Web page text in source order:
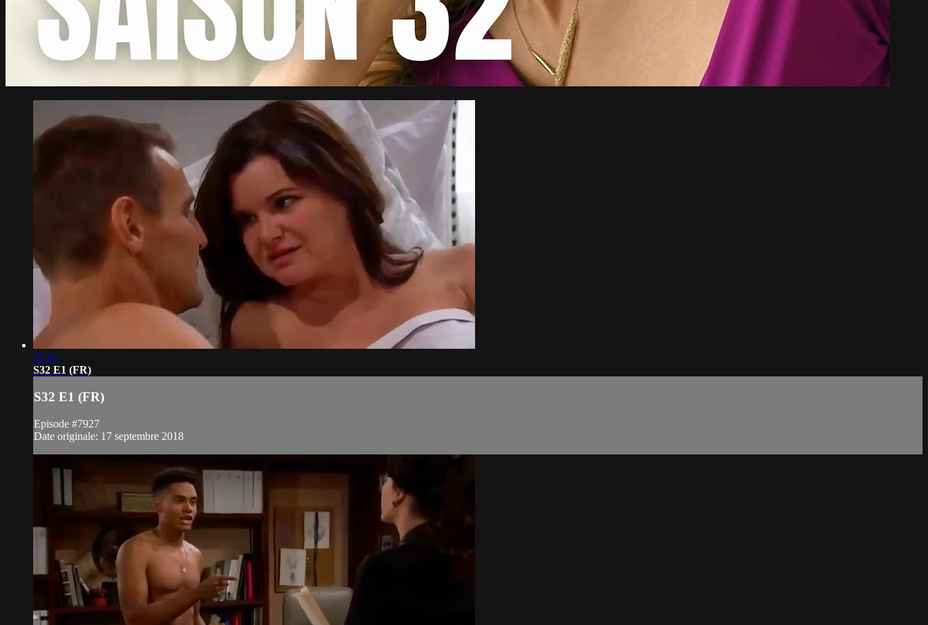
21:11
S32 E1 (FR)
S32 E1 (FR)
Episode #7927
Date originale: 17 septembre 2018